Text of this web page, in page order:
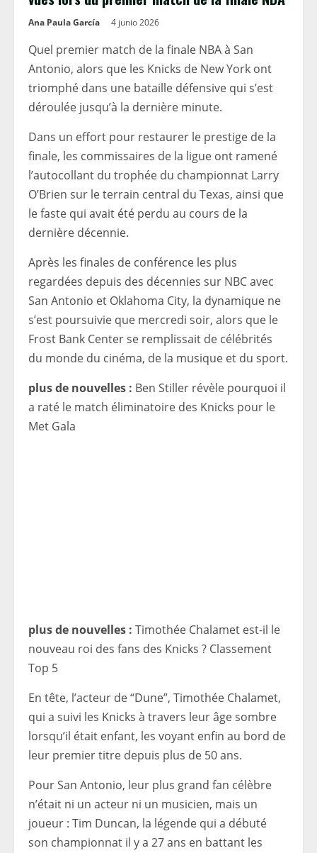
Ana Paula García 4 junio 2026
Quel premier match de la finale NBA à San
Antonio, alors que les Knicks de New York ont ​​
triomphé dans une bataille défensive qui s’est
déroulée jusqu’à la dernière minute.
Dans un effort pour restaurer le prestige de la
finale, les commissaires de la ligue ont ramené
l’autocollant du trophée du championnat Larry
O’Brien sur le terrain central du Texas, ainsi que
le faste qui avait été perdu au cours de la
dernière décennie.
Après les finales de conférence les plus
regardées depuis des décennies sur NBC avec
San Antonio et Oklahoma City, la dynamique ne
s’est poursuivie que mercredi soir, alors que le
Frost Bank Center se remplissait de célébrités
du monde du cinéma, de la musique et du sport.
plus de nouvelles : Ben Stiller révèle pourquoi il
a raté le match éliminatoire des Knicks pour le
Met Gala
plus de nouvelles : Timothée Chalamet est-il le
nouveau roi des fans des Knicks ? Classement
Top 5
En tête, l’acteur de “Dune”, Timothée Chalamet,
qui a suivi les Knicks à travers leur âge sombre
lorsqu’il était enfant, les voyant enfin au bord de
leur premier titre depuis plus de 50 ans.
Pour San Antonio, leur plus grand fan célèbre
n’était ni un acteur ni un musicien, mais un
joueur : Tim Duncan, la légende qui a débuté
son championnat il y a 27 ans en battant les